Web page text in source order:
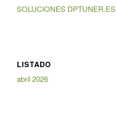
SOLUCIONES DPTUNER.ES
LISTADO
abril 2026